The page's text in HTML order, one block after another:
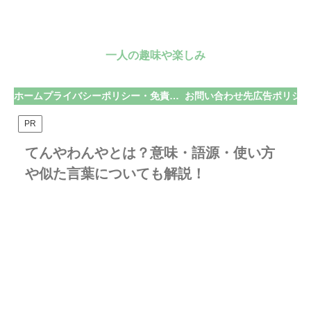
一人の趣味や楽しみ
ホーム プライバシーポリシー・免責事項 お問い合わせ先広告ポリシー
PR
てんやわんやとは？意味・語源・使い方
や似た言葉についても解説！